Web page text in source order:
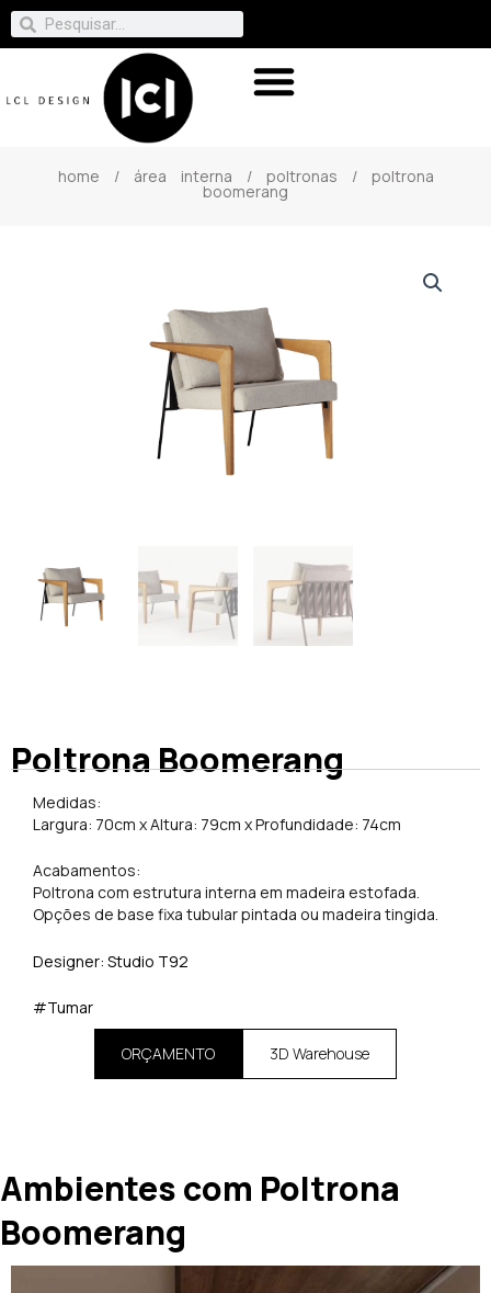
home / área interna / poltronas / poltrona
boomerang
Poltrona Boomerang
Medidas:
Largura: 70cm x Altura: 79cm x Profundidade: 74cm
Acabamentos:
Poltrona com estrutura interna em madeira estofada.
Opções de base fixa tubular pintada ou madeira tingida.
Designer: Studio T92
#Tumar
ORÇAMENTO 3D Warehouse
Ambientes com Poltrona
Boomerang